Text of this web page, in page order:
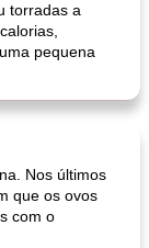
torradas a
pequena
Nos últimos
que os ovos
com o